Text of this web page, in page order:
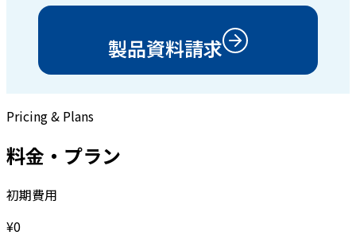
製品資料請求
Pricing & Plans
料金・プラン
初期費用
¥0